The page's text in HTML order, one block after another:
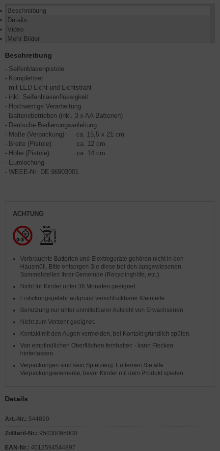
Beschreibung
Details
Video
Mehr Bilder
Beschreibung
- Seifenblasenpistole
- Komplettset
- mit LED-Licht und Lichtstrahl
- inkl. Seifenblasenflüssigkeit
- Hochwertige Verarbeitung
- Batteriebetrieben (inkl. 3 x AA Batterien)
- Deutsche Bedienungsanleitung
- Maße (Verpackung): ca. 15,5 x 21 cm
- Breite (Pistole): ca. 12 cm
- Höhe (Pistole): ca. 14 cm
- Eurolochung
- WEEE-Nr: DE 96903001
ACHTUNG
Verbrauchte Batterien und Elektrogeräte gehören nicht in den
Hausmüll. Bitte entsorgen Sie diese bei den ausgewiesenen
Sammelstellen Ihrer Gemeinde (Recyclinghöfe, etc.).
Nicht für Kinder unter 36 Monaten geeignet.
Erstickungsgefahr aufgrund verschluckbarer Kleinteile.
Benutzung nur unter unmittelbarer Aufsicht von Erwachsenen
Nicht zum Verzehr geeignet.
Kontakt mit den Augen vermeiden, bei Kontakt gründlich spülen.
Von empfindlichen Oberflächen fernhalten - kann Flecken
hinterlassen.
Verpackungen sind kein Spielzeug. Entfernen Sie alle
Verpackungselemente, bevor Kinder mit dem Produkt spielen.
Details
Art.-Nr.: 544890
Zolltarif-Nr.: 95030095000
EAN-Nr.: 4012594544897